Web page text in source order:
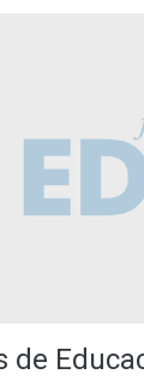
de